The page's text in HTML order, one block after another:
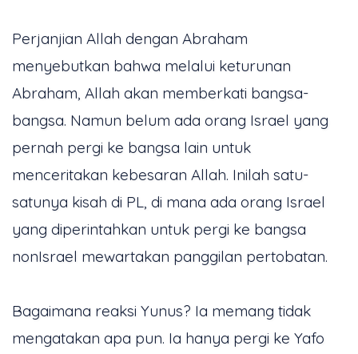
Perjanjian Allah dengan Abraham
menyebutkan bahwa melalui keturunan
Abraham, Allah akan memberkati bangsa-
bangsa. Namun belum ada orang Israel yang
pernah pergi ke bangsa lain untuk
menceritakan kebesaran Allah. Inilah satu-
satunya kisah di PL, di mana ada orang Israel
yang diperintahkan untuk pergi ke bangsa
nonIsrael mewartakan panggilan pertobatan.
Bagaimana reaksi Yunus? Ia memang tidak
mengatakan apa pun. Ia hanya pergi ke Yafo